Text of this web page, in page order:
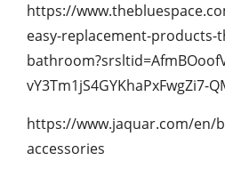
https://
easy-replacement-
vY3Tm1jS4GYKhaPxFwgZi7-
https://www.jaquar.com/en/
accessories